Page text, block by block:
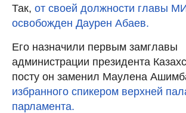
Так, от своей должности главы
освобожден Даурен Абаев.
Его назначили первым замглавы
администрации президента
посту он заменил Маулена
избранного спикером верхней
парламента.